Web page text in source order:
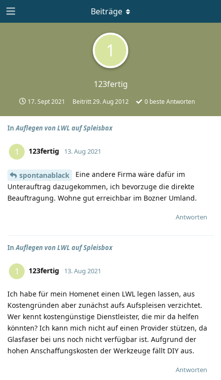
1
123fertig
17. Sept 2021 Beitritt29. Aug 2012 0beste Antworten
Beiträge
InAuflegen von LWL auf Spleisbox
1 123fertig 13. Aug 2021
spontanablack
Eine andere Firma wäre dafür im
Unterauftrag dazugekommen, ich bevorzuge die direkte
Beauftragung. Wohne gut erreichbar im Bozner Umland.
Antworten
InAuflegen von LWL auf Spleisbox
1 123fertig 13. Aug 2021
Ich habe für mein Homenet einen LWL legen lassen, aus
Kostengründen aber zunächst aufs Aufspleisen verzichtet.
Wer kennt kostengünstige Dienstleister, die mir da helfen
könnten? Ich kann mich nicht auf einen Provider stützen, da
Glasfaser bei uns noch nicht verfügbar ist. Aufgrund der
hohen Anschaffungskosten der Werkzeuge fällt DIY aus.
Antworten